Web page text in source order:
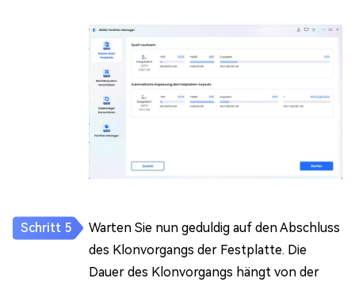
Warten Sie nun geduldig auf den Abschluss
des Klonvorgangs der Festplatte. Die
Dauer des Klonvorgangs hängt von der